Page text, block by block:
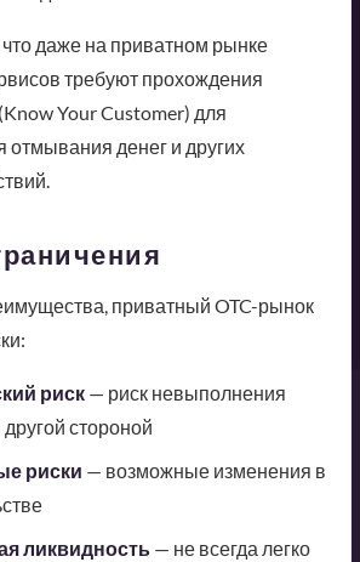
даже на приватном рынке
требуют прохождения
Your Customer) для
денег и других
приватный OTC-рынок
риск— риск невыполнения
стороной
риски — возможные изменения в
ликвидность— не всегда легко